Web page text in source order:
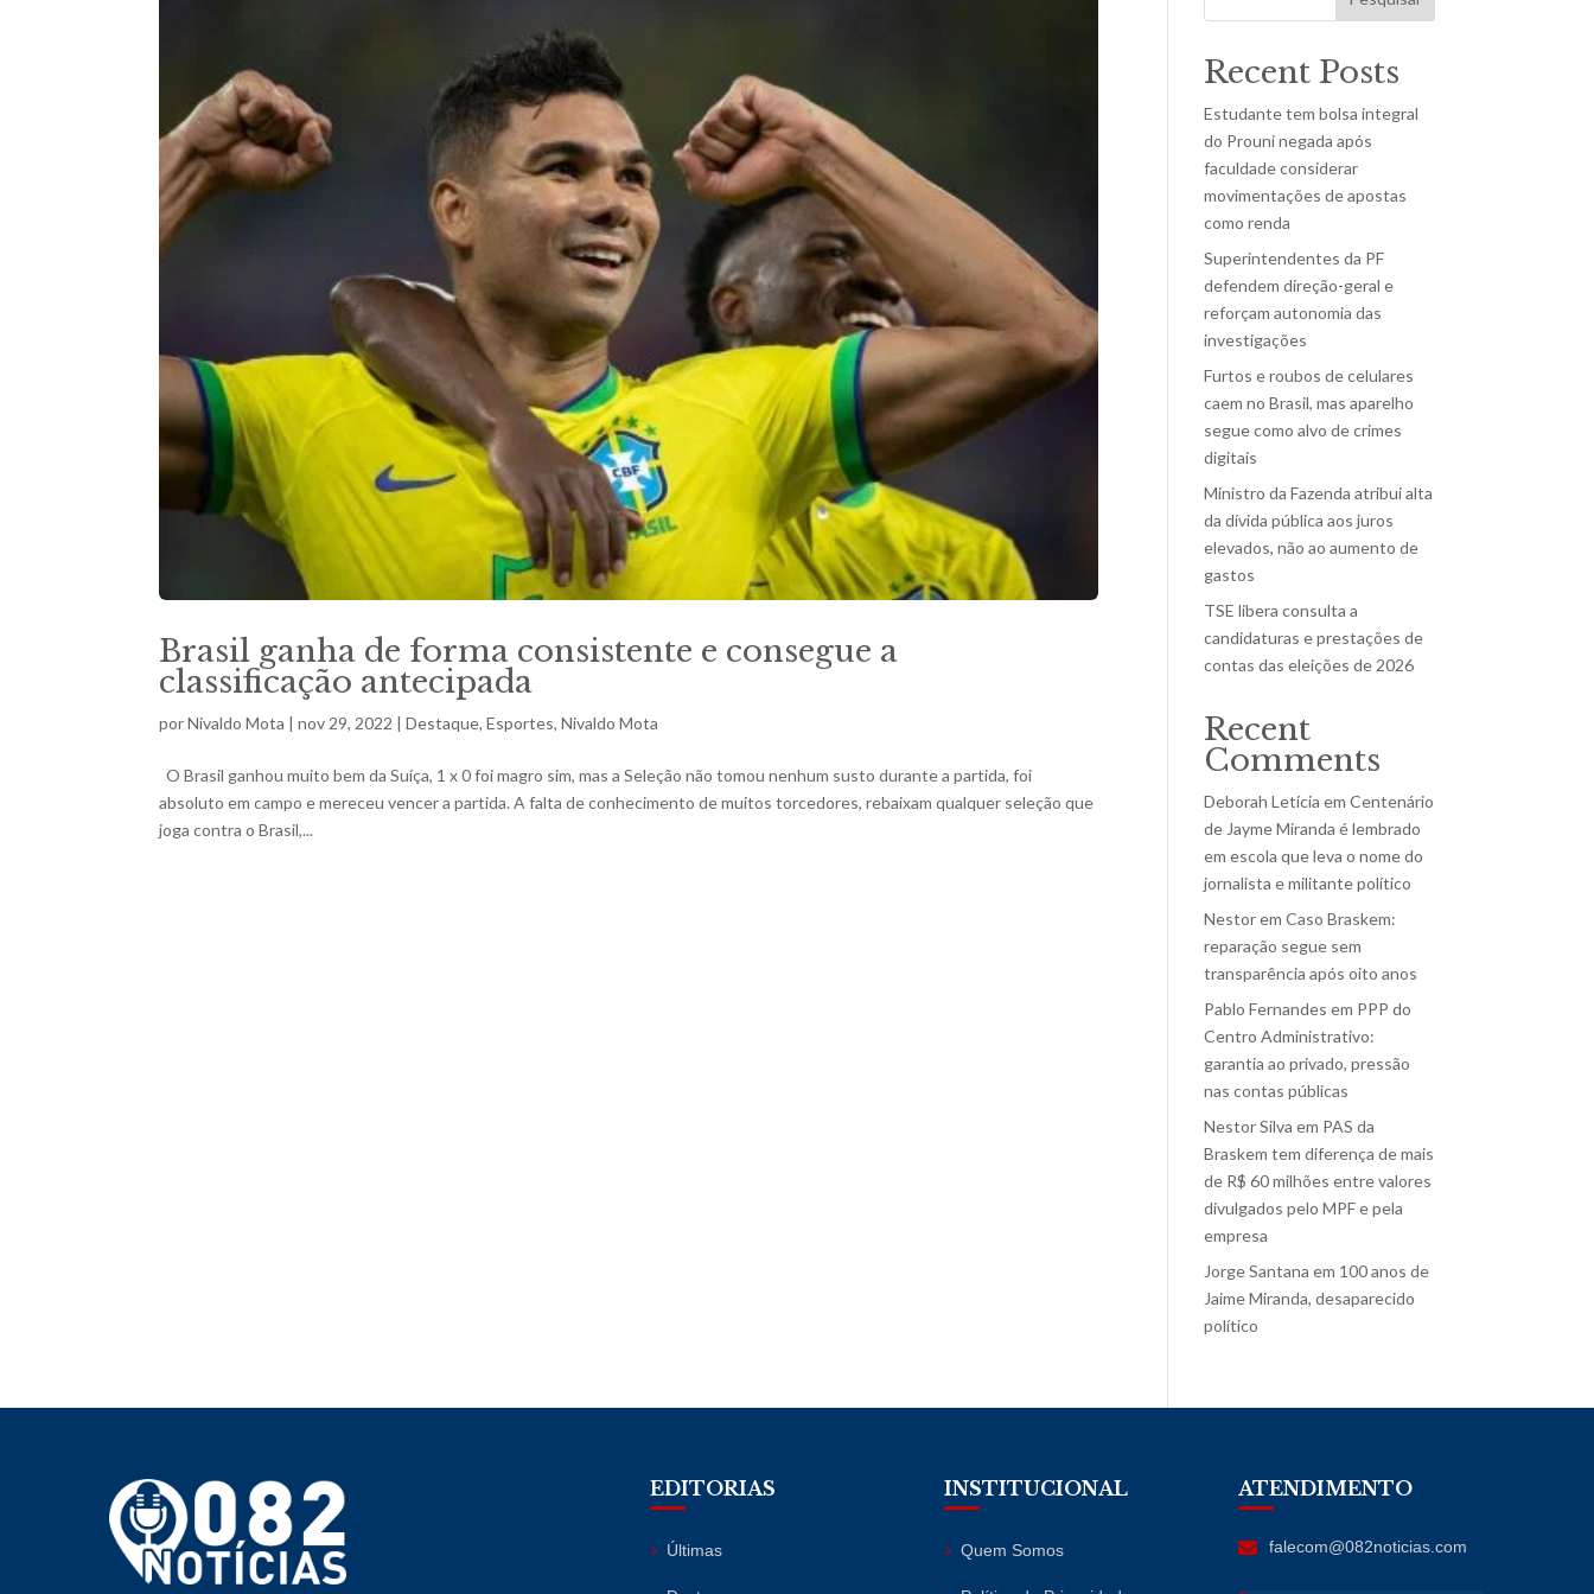
Brasil ganha de forma consistente e consegue a
classificação antecipada
porNivaldo Mota |nov 29, 2022 |Destaque,Esportes,Nivaldo Mota
O Brasil ganhou muito bem da Suíça, 1 x 0 foi magro sim, mas a Seleção não tomou nenhum susto durante a partida, foi
absoluto em campo e mereceu vencer a partida. A falta de conhecimento de muitos torcedores, rebaixam qualquer seleção que
joga contra o Brasil,...
Recent Posts
Estudante tem bolsa integral
do Prouni negada após
faculdade considerar
movimentações de apostas
como renda
Superintendentes da PF
defendem direção-geral e
reforçam autonomia das
investigações
Furtos e roubos de celulares
caem no Brasil, mas aparelho
segue como alvo de crimes
digitais
Ministro da Fazenda atribui alta
da dívida pública aos juros
elevados, não ao aumento de
gastos
TSE libera consulta a
candidaturas e prestações de
contas das eleições de 2026
Recent
Comments
Deborah Letícia emCentenário
de Jayme Miranda é lembrado
em escola que leva o nome do
jornalista e militante político
NestoremCaso Braskem:
reparação segue sem
transparência após oito anos
Pablo Fernandes em PPP do
Centro Administrativo:
garantia ao privado, pressão
nas contas públicas
Nestor Silva em PAS da
Braskem tem diferença de mais
de R$ 60 milhões entre valores
divulgados pelo MPF e pela
empresa
Jorge Santana em 100 anos de
Jaime Miranda, desaparecido
político
EDITORIAS
Últimas
INSTITUCIONAL
Quem Somos
ATENDIMENTO
falecom@082noticias.com